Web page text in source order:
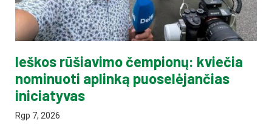
Ieškos rūšiavimo čempionų: kviečia
nominuoti aplinką puoselėjančias
iniciatyvas
Rgp 7, 2026